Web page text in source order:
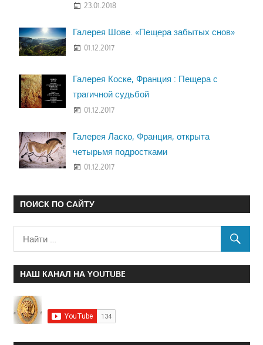
23.01.2018
Галерея Шове. «Пещера забытых снов»
01.12.2017
Галерея Коске, Франция : Пещера с
трагичной судьбой
01.12.2017
Галерея Ласко, Франция, открыта
четырьмя подростками
01.12.2017
ПОИСК ПО САЙТУ
НАШ КАНАЛ НА YOUTUBE